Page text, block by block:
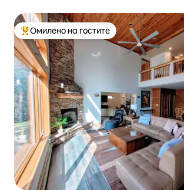
Меѓу најуспешните „Омилени на гостите“
Омилено на гостите